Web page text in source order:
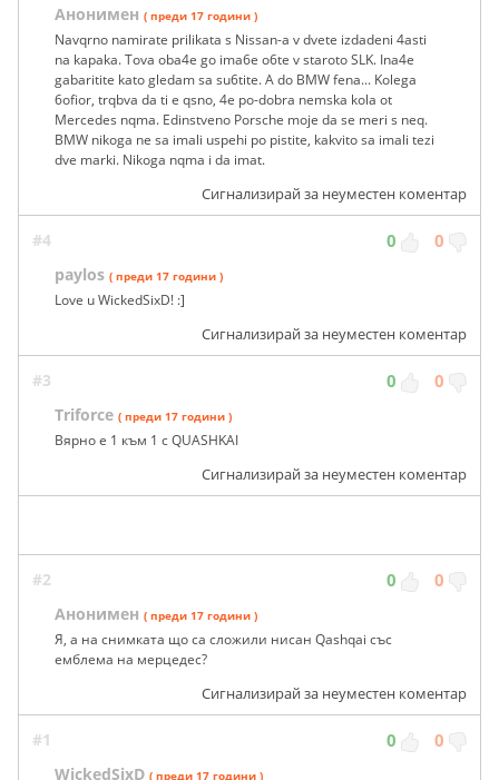
Анонимен ( преди 17 години )
Navqrno namirate prilikata s Nissan-a v dvete izdadeni 4asti
na kapaka. Tova oba4e go ima6e o6te v staroto SLK. Ina4e
gabaritite kato gledam sa su6tite. A do BMW fena... Kolega
6ofior, trqbva da ti e qsno, 4e po-dobra nemska kola ot
Mercedes nqma. Edinstveno Porsche moje da se meri s neq.
BMW nikoga ne sa imali uspehi po pistite, kakvito sa imali tezi
dve marki. Nikoga nqma i da imat.
Сигнализирай за неуместен коментар
#4 0 0
paylos ( преди 17 години )
Love u WickedSixD! :]
Сигнализирай за неуместен коментар
#3 0 0
Triforce ( преди 17 години )
Вярно е 1 към 1 с QUASHKAI
Сигнализирай за неуместен коментар
#2 0 0
Анонимен ( преди 17 години )
Я, а на снимката що са сложили нисан Qashqai със
емблема на мерцедес?
Сигнализирай за неуместен коментар
#1 0 0
WickedSixD ( преди 17 години )